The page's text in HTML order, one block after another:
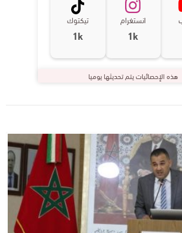
انستغرام
1k
تيكتوك
1k
هذه الإحصائيات يتم تحديثها يوميا